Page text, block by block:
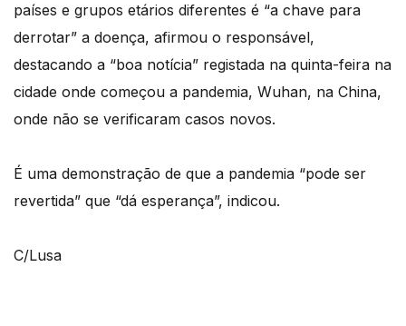
países e grupos etários diferentes é “a chave para
derrotar” a doença, afirmou o responsável,
destacando a “boa notícia” registada na quinta-feira na
cidade onde começou a pandemia, Wuhan, na China,
onde não se verificaram casos novos.
É uma demonstração de que a pandemia “pode ser
revertida” que “dá esperança”, indicou.
C/Lusa